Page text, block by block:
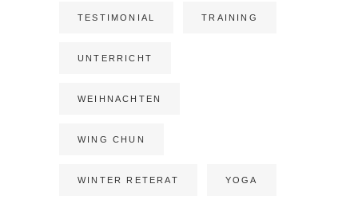
TESTIMONIAL TRAINING
UNTERRICHT
WEIHNACHTEN
WING CHUN
WINTER RETERAT YOGA